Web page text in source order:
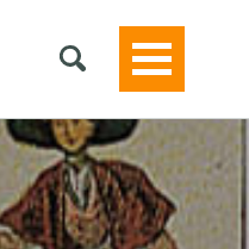
Toggle
Menu